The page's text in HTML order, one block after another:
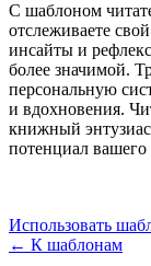
С шаблоном
отслеживаете
инсайты и
более значимой.
персональную
и вдохновения.
книжный
потенциал вашего
Использовать
← К шаблонам